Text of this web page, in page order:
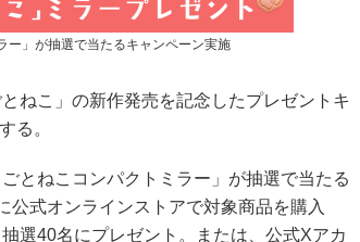
ー」が抽選で当たるキャンペーン実施
ねこ」の新作発売を記念したプレゼントキ
る。
とねこコンパクトミラー」が抽選で当たる
公式オンラインストアで対象商品を購入
選40名にプレゼント。または、公式Xアカ